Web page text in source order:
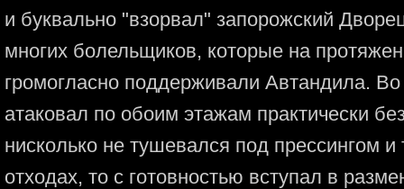
и буквально "взорвал" запорожский
многих болельщиков, которые на
громогласно поддерживали Автандила.
атаковал по обоим этажам практически
нисколько не тушевался под прессингом и
отходах, то с готовностью вступал в